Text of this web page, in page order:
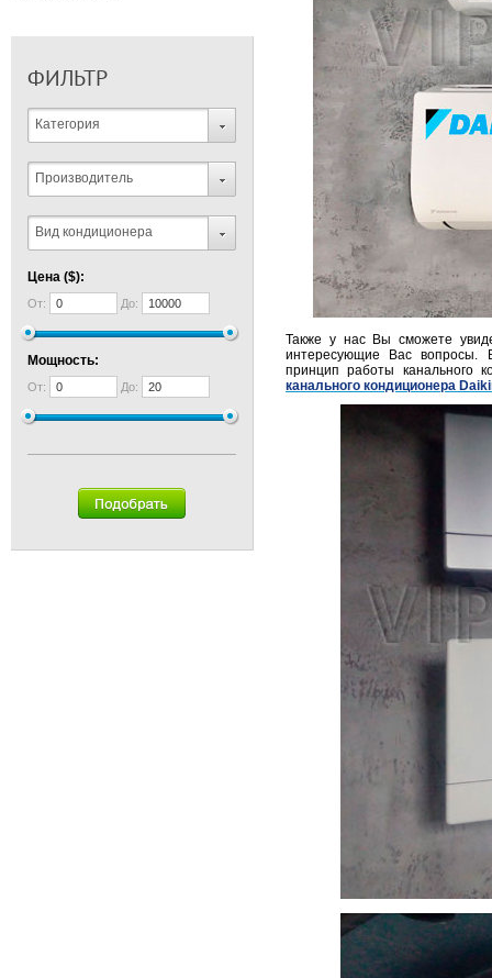
ФИЛЬТР
Категория
Производитель
Вид кондиционера
Цена ($):
От: До:
Мощность:
От: До:
Также у нас Вы сможете
интересующие Вас вопросы.
принцип работы канального
канального кондиционера